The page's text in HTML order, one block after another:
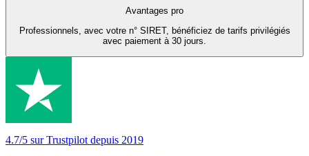
Avantages pro
Professionnels, avec votre n° SIRET, bénéficiez de tarifs privilégiés
avec paiement à 30 jours.
4.7/5 sur Trustpilot depuis 2019